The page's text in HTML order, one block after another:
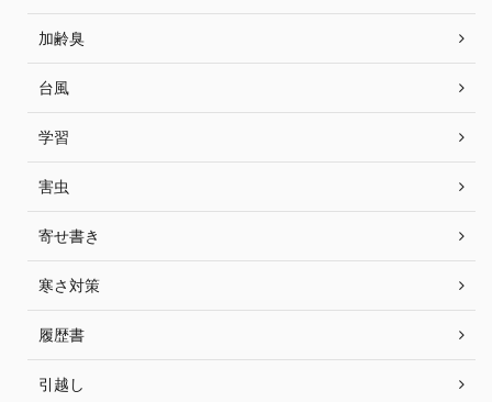
加齢臭
台風
学習
害虫
寄せ書き
寒さ対策
履歴書
引越し